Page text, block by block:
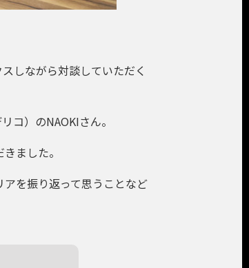
しながら対談していただく
コ）のNAOKIさん。
ました。
を振り返って思うことなど